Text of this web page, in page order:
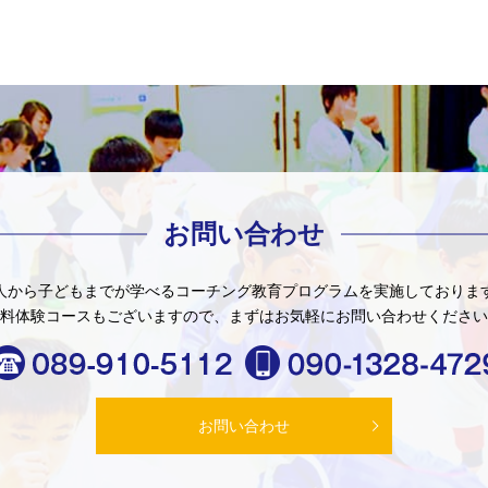
お問い合わせ
から子どもまでが学べるコーチング教育プログラムを実施しておりま
体験コースもございますので、
まずはお気軽にお問い合わせくださ
お問い合わせ